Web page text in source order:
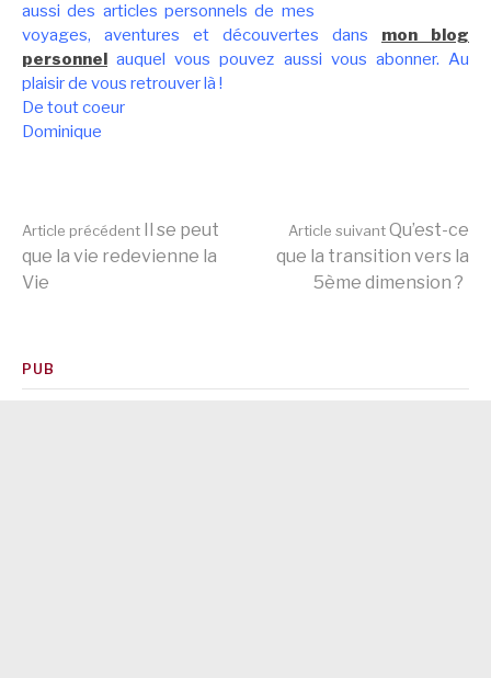
aussi des articles personnels de mes
voyages, aventures et découvertes dans mon blog
personnel auquel vous pouvez aussi vous abonner. Au
plaisir de vous retrouver là !
De tout coeur
Dominique
Lire
suite
Article précédent Il se peut
que la vie redevienne la
Vie
Article suivantQu’est-ce
que la transition vers la
5ème dimension ?
PUB